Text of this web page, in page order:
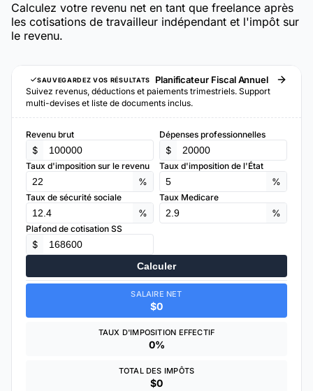
Calculez votre revenu net en tant que freelance après
les cotisations de travailleur indépendant et l'impôt sur
le revenu.
SAUVEGARDEZ VOS RÉSULTATS Planificateur Fiscal Annuel
Suivez revenus, déductions et paiements trimestriels. Support
multi-devises et liste de documents inclus.
Revenu brut
$
Dépenses professionnelles
$
Taux d'imposition sur le revenu
%
Taux d'imposition de l'État
%
Taux de sécurité sociale
%
Taux Medicare
%
Plafond de cotisation SS
$
Calculer
SALAIRE NET
$0
TAUX D'IMPOSITION EFFECTIF
0%
TOTAL DES IMPÔTS
$0